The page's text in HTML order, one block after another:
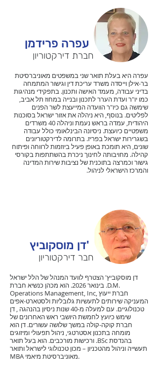
עפרה פרידמן
חברת דירקטוריון
עפרה היא בעלת תואר שני במשפטים מאוניברסיטת
בר-אילן וייסדה משרד עריכת דין וגישור המתמחה
בדיני עבודה, מעמד האישה ותכנון. בתפקידי מנהיגות
כמו יו"ר ועדת הערר לתכנון ובנייה במחוז תל אביב,
שימשה גם כיו"ר הוועדה המייעצת לשר הפנים
לפליטים. בנוסף, היא ניהלה את אזור ישראל בסוכנות
היהודית, עמדה בראש נעמת וניהלה 40 משרדים
משפטיים כיועצת. ניסיונה הבינלאומי כולל עבודה
בשגרירות ישראל בפריז. בתרומה לדירקטוריונים
שונים, היא תומכת באופן פעיל ביוזמות לרווחה ופיתוח
קהילה. מחויבותה לחינוך ניכרת בהשתתפות בקורסי
גישור וכמרצה בתוכנית של נציבות שירות המדינה
והמרכז הישראלי לניהול.
דן מוסקוביץ'
חבר דירקטוריון
דן מוסקוביץ' הצטרף לוועד המנהל של הלל ישראל
בינואר 2026. הוא מכהן כנשיא חברת .D.M.
Operations Management, Inc, חברת ייעוץ
המעניקה שירותים לתעשיות גלובליות ולסטארט-אפים
טכנולוגיים. עם למעלה מ-40 שנות ניסיון בהנהגה , דן
שימש כיועץ לחמשת היושבי ראש האחרונים של
חברת קוקה-קולה במשך שלושה עשורים. דן הוא
מומחה בתכנון אסטרטגי, ניהול תפעולי ומיזוגים
ורכישות מורכבים. הוא בעל תואר .BSc בהנדסת
תעשייה וניהול מהטכניון – מכון טכנולוגי לישראל ותואר
MBA מאוניברסיטת מיאמי.